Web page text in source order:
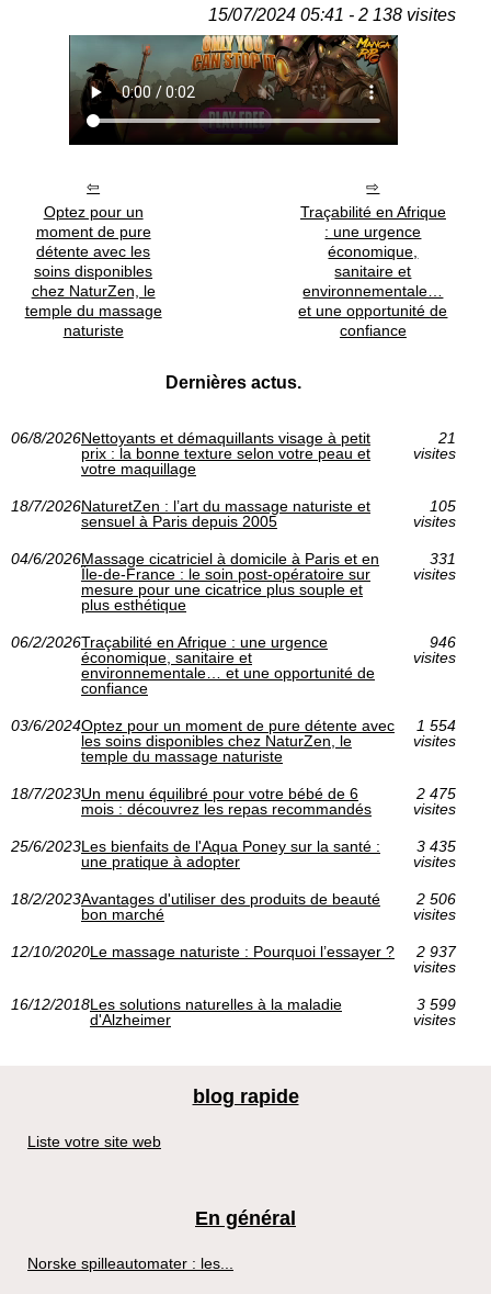
15/07/2024 05:41 - 2 138 visites
Optez pour un
moment de pure
détente avec les
soins disponibles
chez NaturZen, le
temple du massage
naturiste
Traçabilité en Afrique
: une urgence
économique,
sanitaire et
environnementale…
et une opportunité de
confiance
Dernières actus.
06/8/2026Nettoyants et démaquillants visage à petit
prix : la bonne texture selon votre peau et
votre maquillage
21
visites
18/7/2026NaturetZen : l’art du massage naturiste et
sensuel à Paris depuis 2005
105
visites
04/6/2026Massage cicatriciel à domicile à Paris et en
Île-de-France : le soin post-opératoire sur
mesure pour une cicatrice plus souple et
plus esthétique
331
visites
06/2/2026Traçabilité en Afrique : une urgence
économique, sanitaire et
environnementale… et une opportunité de
confiance
946
visites
03/6/2024Optez pour un moment de pure détente avec
les soins disponibles chez NaturZen, le
temple du massage naturiste
1 554
visites
18/7/2023Un menu équilibré pour votre bébé de 6
mois : découvrez les repas recommandés
2 475
visites
25/6/2023Les bienfaits de l'Aqua Poney sur la santé :
une pratique à adopter
3 435
visites
18/2/2023Avantages d'utiliser des produits de beauté
bon marché
2 506
visites
12/10/2020Le massage naturiste : Pourquoi l’essayer ?
2 937
visites
16/12/2018Les solutions naturelles à la maladie
d'Alzheimer
3 599
visites
blog rapide
Liste votre site web
En général
Norske spilleautomater : les...